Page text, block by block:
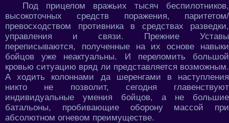
Под прицелом вражьих тысяч беспилотников,
высокоточных средств поражения, паритетом/
превосходством противника в средствах разведки,
управления и связи. Прежние Уставы
переписываются, полученные на их основе навыки
бойцов уже неактуальны. И переломить большой
кровью ситуацию вряд ли представляется возможным.
А ходить колоннами да шеренгами в наступления
никто не позволит, сегодня главенствуют
индивидуальные умения бойцов, а не большие
батальоны, пробивающие оборону массой при
абсолютном огневом преимуществе.